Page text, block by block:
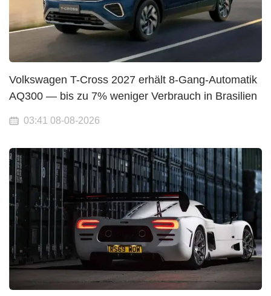
Volkswagen T-Cross 2027 erhält 8-Gang-Automatik
AQ300 — bis zu 7% weniger Verbrauch in Brasilien
03:41 08-08-2026